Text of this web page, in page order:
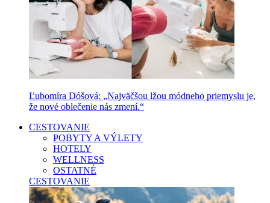
Ľubomíra Dóšová: „Najväčšou lžou módneho priemyslu je,
že nové oblečenie nás zmení.“
CESTOVANIE
POBYTY A VÝLETY
HOTELY
WELLNESS
OSTATNÉ
CESTOVANIE